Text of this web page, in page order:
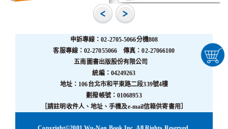
申訴專線：02-2705-5066分機808
客服專線：02-27055066 傳真：02-27066100
五南圖書出版股份有限公司
統編：04249263
地址：106台北市和平東路二段339號4樓
劃撥帳號：01068953
［請註明收件人、地址、手機及e-mail信箱供寄書用］